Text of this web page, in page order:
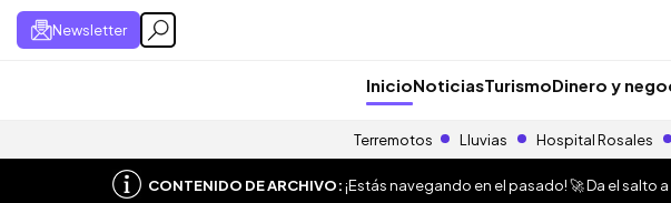
Newsletter
InicioNoticiasTurismoDinero y
Terremotos Lluvias Hospital Rosales
CONTENIDO DE ARCHIVO:¡Estás navegando en el pasado! 🚀 Da el salto